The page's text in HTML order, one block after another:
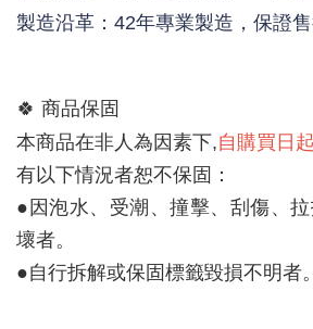
製造沿革：42年專業製造，保證
🍀 商品保固
本商品在非人為因素下,自購買日
有以下情況者恕不保固：
●因泡水、受潮、撞擊、刮傷、
壞者。
●自行拆解或保固標籤毀損不明者。